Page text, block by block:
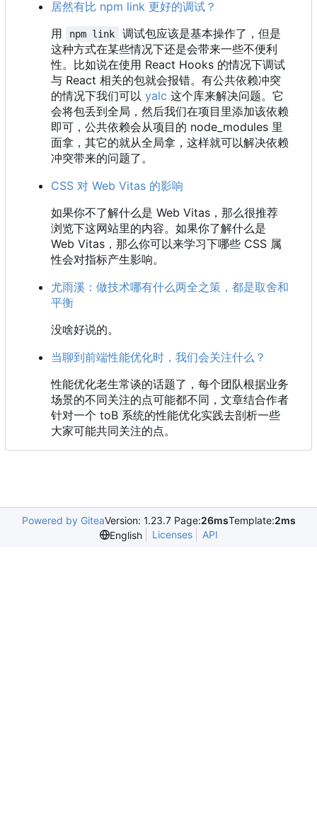
居然有比 npm link 更好的调试？
用
npm link
调试包应该是基本操作了，但是
这种方式在某些情况下还是会带来一些不便利
性。比如说在使用 React Hooks 的情况下调试
与 React 相关的包就会报错。有公共依赖冲突
的情况下我们可以 yalc 这个库来解决问题。它
会将包丢到全局，然后我们在项目里添加该依赖
即可，公共依赖会从项目的 node_modules 里
面拿，其它的就从全局拿，这样就可以解决依赖
冲突带来的问题了。
CSS 对 Web Vitas 的影响
如果你不了解什么是 Web Vitas ， 那么很推荐
浏览下这网站里的内容。如果你了解什么是
Web Vitas ， 那么你可以来学习下哪些 CSS 属
性会对指标产生影响。
尤雨溪：做技术哪有什么两全之策，都是取舍和
平衡
没啥好说的。
当聊到前端性能优化时，我们会关注什么？
性能优化老生常谈的话题了，每个团队根据业务
场景的不同关注的点可能都不同，文章结合作者
针对一个 toB 系统的性能优化实践去剖析一些
大家可能共同关注的点。
Powered by GiteaVersion: 1.23.7 Page:26msTemplate:2ms
English
Licenses API